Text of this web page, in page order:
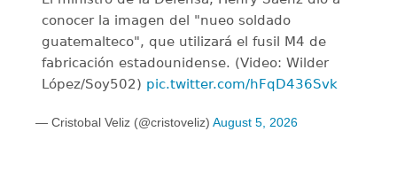
conocer la imagen del "nueo soldado
guatemalteco", que utilizará el fusil M4 de
fabricación estadounidense. (Video: Wilder
López/Soy502) pic.twitter.com/hFqD436Svk
— Cristobal Veliz (@cristoveliz) August 5, 2026